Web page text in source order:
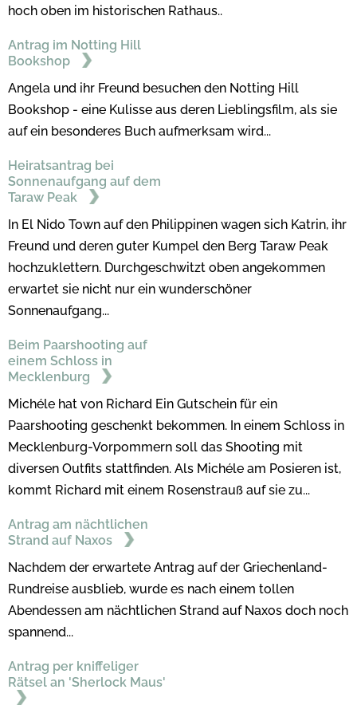
hoch oben im historischen Rathaus..
Antrag im Notting Hill
Bookshop
Angela und ihr Freund besuchen den Notting Hill
Bookshop - eine Kulisse aus deren Lieblingsfilm, als sie
auf ein besonderes Buch aufmerksam wird...
Heiratsantrag bei
Sonnenaufgang auf dem
Taraw Peak
In El Nido Town auf den Philippinen wagen sich Katrin, ihr
Freund und deren guter Kumpel den Berg Taraw Peak
hochzuklettern. Durchgeschwitzt oben angekommen
erwartet sie nicht nur ein wunderschöner
Sonnenaufgang...
Beim Paarshooting auf
einem Schloss in
Mecklenburg
Michéle hat von Richard Ein Gutschein für ein
Paarshooting geschenkt bekommen. In einem Schloss in
Mecklenburg-Vorpommern soll das Shooting mit
diversen Outfits stattfinden. Als Michéle am Posieren ist,
kommt Richard mit einem Rosenstrauß auf sie zu...
Antrag am nächtlichen
Strand auf Naxos
Nachdem der erwartete Antrag auf der Griechenland-
Rundreise ausblieb, wurde es nach einem tollen
Abendessen am nächtlichen Strand auf Naxos doch noch
spannend...
Antrag per kniffeliger
Rätsel an 'Sherlock Maus'